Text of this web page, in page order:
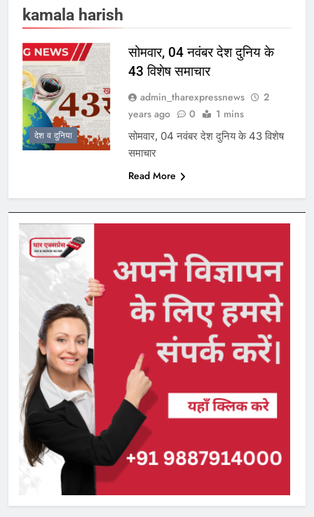
kamala harish
देश व दुनिया
सोमवार, 04 नवंबर देश दुनिय के
43 विशेष समाचार
admin_tharexpressnews
2
years ago
0 1 mins
सोमवार, 04 नवंबर देश दुनिय के 43 विशेष
समाचार
Read More